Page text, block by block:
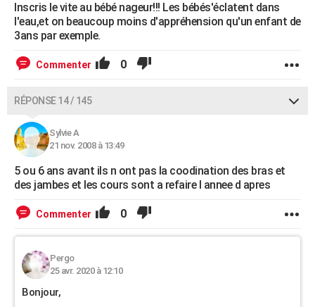
Inscris le vite au bébé nageur!!! Les bébés'éclatent dans
l'eau,et on beaucoup moins d'appréhension qu'un enfant de
3ans par exemple.
Commenter 0
RÉPONSE 14 / 145
Sylvie A
21 nov. 2008 à 13:49
5 ou 6 ans avant ils n ont pas la coodination des bras et
des jambes et les cours sont a refaire l annee d apres
Commenter 0
Pergo
25 avr. 2020 à 12:10
Bonjour,